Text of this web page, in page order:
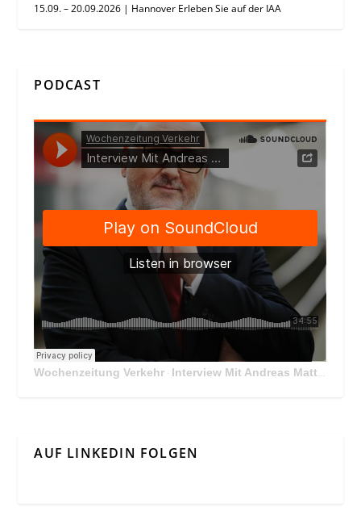
15.09. – 20.09.2026 | Hannover Erleben Sie auf der IAA
PODCAST
Wochenzeitung Verkehr · Interview Mit Andreas Matthä, CEO der ÖBB Holding
AUF LINKEDIN FOLGEN